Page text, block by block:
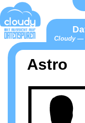
Cloudy —
Astro